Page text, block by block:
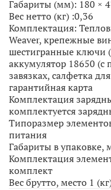
Габариты (мм): 180 ×
Вес нетто (кг) :0,36
Комплектация:
Weaver, крепежные
шестигранные ключи
аккумулятор 18650
завязках, салфетка
гарантийная карта
Комплектация
комплектуется
Типоразмер
питания
Габариты в упаковке,
Комплектация
комплект
Вес брутто, место 1